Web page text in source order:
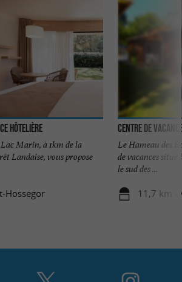
Hôtelière
Marin, à 1km de la
Landaise, vous propose
Hossegor
Centre de
Le Hameau des
de vacances
le sud des ...
11,7 km -